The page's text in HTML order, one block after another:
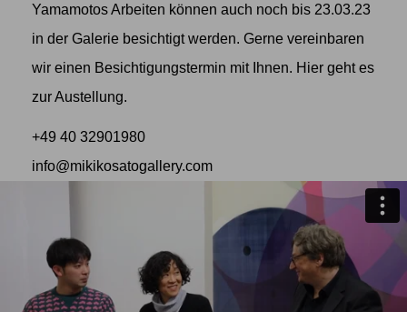
Yamamotos Arbeiten können auch noch bis 23.03.23
in der Galerie besichtigt werden. Gerne vereinbaren
wir einen Besichtigungstermin mit Ihnen. Hier geht es
zur Austellung.
+49 40 32901980
info@mikikosatogallery.com